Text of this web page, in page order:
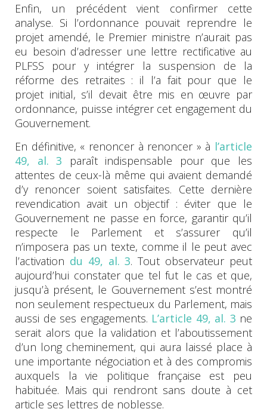
Enfin, un précédent vient confirmer cette
analyse. Si l’ordonnance pouvait reprendre le
projet amendé, le Premier ministre n’aurait pas
eu besoin d’adresser une lettre rectificative au
PLFSS pour y intégrer la suspension de la
réforme des retraites : il l’a fait pour que le
projet initial, s’il devait être mis en œuvre par
ordonnance, puisse intégrer cet engagement du
Gouvernement.
En définitive, « renoncer à renoncer » à l’article
49, al. 3 paraît indispensable pour que les
attentes de ceux-là même qui avaient demandé
d’y renoncer soient satisfaites. Cette dernière
revendication avait un objectif : éviter que le
Gouvernement ne passe en force, garantir qu’il
respecte le Parlement et s’assurer qu’il
n’imposera pas un texte, comme il le peut avec
l’activation du 49, al. 3. Tout observateur peut
aujourd’hui constater que tel fut le cas et que,
jusqu’à présent, le Gouvernement s’est montré
non seulement respectueux du Parlement, mais
aussi de ses engagements. L’article 49, al. 3 ne
serait alors que la validation et l’aboutissement
d’un long cheminement, qui aura laissé place à
une importante négociation et à des compromis
auxquels la vie politique française est peu
habituée. Mais qui rendront sans doute à cet
article ses lettres de noblesse.